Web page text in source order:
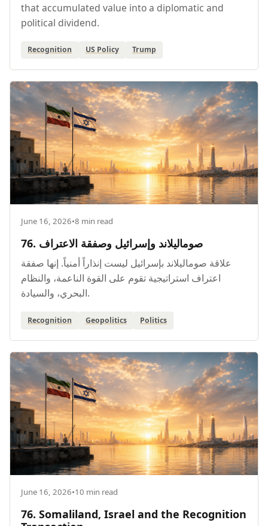
that accumulated value into a diplomatic and
political dividend.
Recognition US Policy Trump
June 16, 2026•8 min read
76. صوماليلاند وإسرائيل وصفقة الاعتراف
علاقة صوماليلاند بإسرائيل ليست إنذاراً أمنياً. إنها صفقة
اعتراف استراتيجية تقوم على القوة الناعمة، والنظام
البحري، والسيادة.
Recognition Geopolitics Politics
June 16, 2026•10 min read
76. Somaliland, Israel and the Recognition